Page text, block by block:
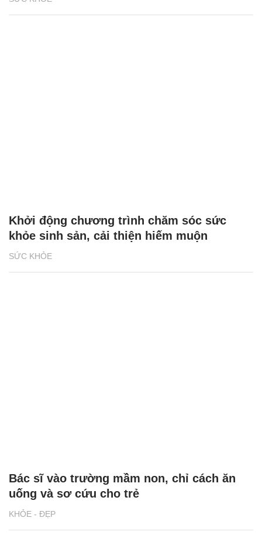
SỨC KHỎE
Khởi động chương trình chăm sóc sức
khỏe sinh sản, cải thiện hiếm muộn
KHỎE - ĐẸP
Bác sĩ vào trường mầm non, chỉ cách ăn
uống và sơ cứu cho trẻ